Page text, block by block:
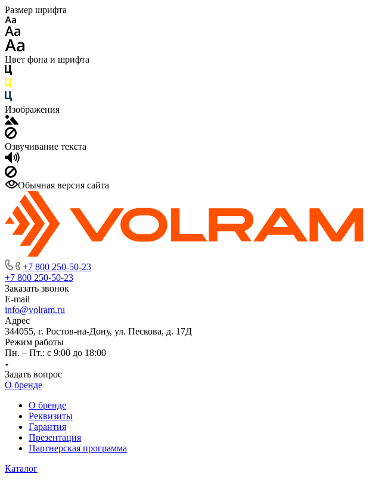
Размер шрифта
Цвет фона и шрифта
Изображения
Озвучивание текста
Обычная версия сайта
+7 800 250-50-23
+7 800 250-50-23
Заказать звонок
E-mail
info@volram.ru
Адрес
344055, г. Ростов-на-Дону, ул. Пескова, д. 17Д
Режим работы
Пн. – Пт.: с 9:00 до 18:00
Задать вопрос
О бренде
О бренде
Реквизиты
Гарантия
Презентация
Партнерская программа
Каталог